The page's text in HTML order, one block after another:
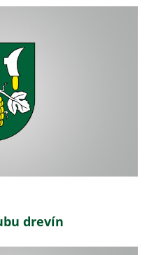
drevín